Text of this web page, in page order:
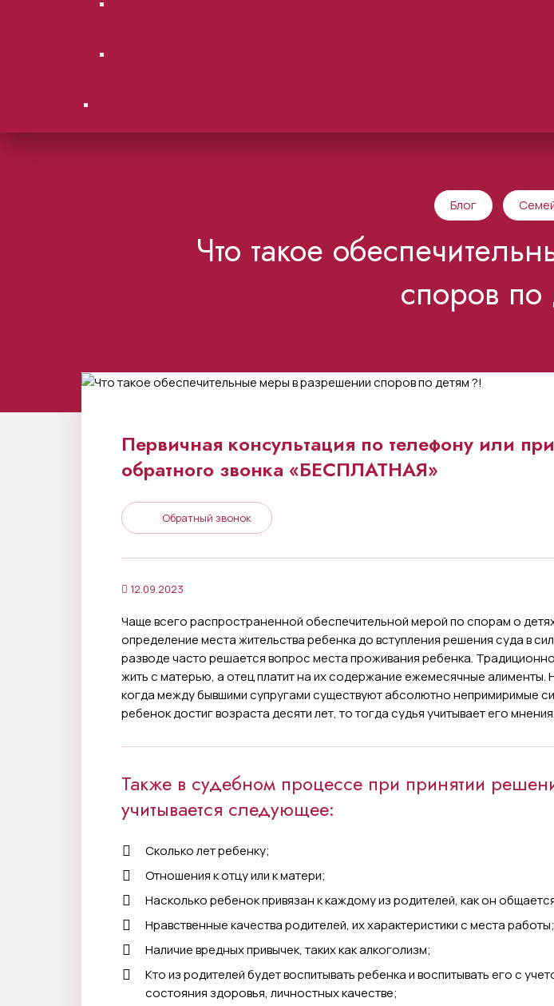
Блог
Что такое
споров
Первичная консультация по телефону или
обратного звонка «БЕСПЛАТНАЯ»
Обратный звонок
12.09.2023
Чаще всего распространенной обеспечительной мерой по спорам о
определение места жительства ребенка до вступления решения суда в
разводе часто решается вопрос места проживания ребенка.
жить с матерью, а отец платит на их содержание ежемесячные алименты.
когда между бывшими супругами существуют абсолютно непримиримые
ребенок достиг возраста десяти лет, то тогда судья учитывает его мнения.
Также в судебном процессе при принятии
учитывается следующее:
Сколько лет ребенку;
Отношения к отцу или к матери;
Насколько ребенок привязан к каждому из родителей, как он
Нравственные качества родителей, их характеристики с места работы;
Наличие вредных привычек, таких как алкоголизм;
Кто из родителей будет воспитывать ребенка и воспитывать его с
состояния здоровья, личностных качестве;